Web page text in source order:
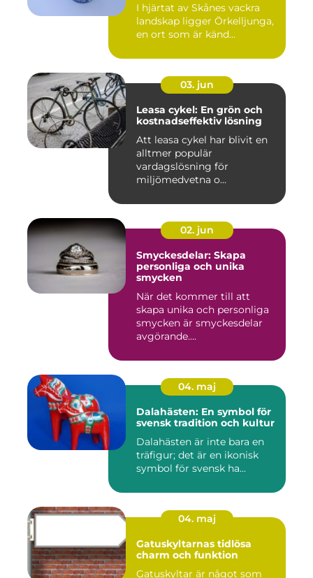
I hjärtat av Skånes vackra
landskap ligger Örkelljunga,
en ort som är känd...
03. jun
Leasa cykel: En grön och
kostnadseffektiv lösning
Att leasa cykel har blivit en
alltmer populär
vardagslösning för
miljömedvetna o...
02. jun
Smyckesdelar: Skapa
personliga och unika
smycken
När det kommer till att
skapa unika och personliga
smycken är smyckesdelar
avgörande....
04. maj
Dalahästen: En symbol för
svensk tradition och kultur
Dalahästen är inte bara en
träfigur; det är en ikonisk
symbol för svensk ha...
04. maj
Gatuskyltarnas tidlösa
charm och funktion
Gatuskyltar är något som